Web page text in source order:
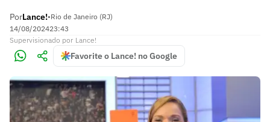
PorLance!•Rio de Janeiro (RJ)
14/08/202423:43
Supervisionado por Lance!
Favorite o Lance! no Google